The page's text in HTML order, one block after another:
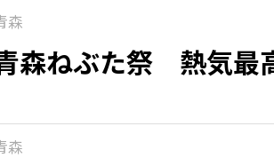
森
森ねぶた祭 熱気最
森